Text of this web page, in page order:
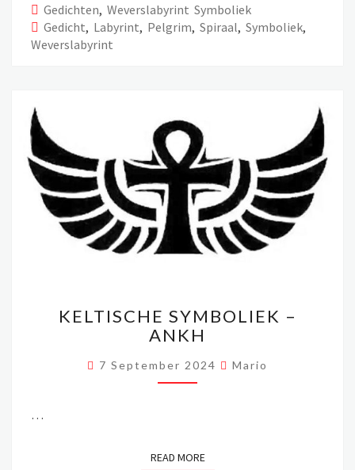
Gedichten, Weverslabyrint Symboliek
Gedicht, Labyrint, Pelgrim, Spiraal, Symboliek,
Weverslabyrint
SYMBOLIEK
–
KELTISCHE SYMBOLIEK –
ANKH
7 September 2024 Mario
…
READ MOREREAD MORE